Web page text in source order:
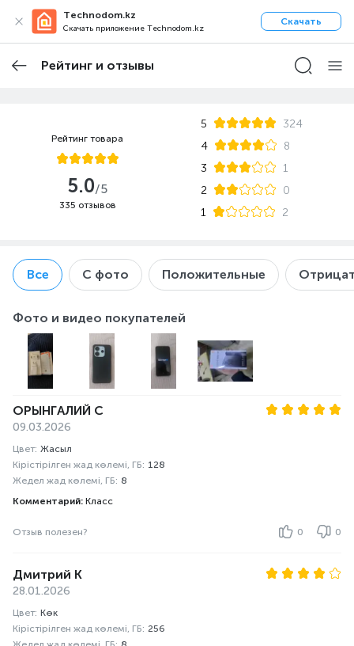
Technodom.kz
Скачать приложение Technodom.kz
Скачать
Рейтинг и отзывы
Все С фото Положительные
Фото и видео покупателей
ОРЫНГАЛИЙ С
09.03.2026
Цвет: Жасыл
Кірістірілген жад көлемі, ГБ: 128
Жедел жад көлемі, ГБ: 8
Комментарий: Класс
Отзыв полезен? 0 0
Дмитрий К
28.01.2026
Цвет: Көк
Кірістірілген жад көлемі, ГБ: 256
Рейтинг товара
5.0/5
335 отзывов
5
324
4
8
3
1
2
0
1
2